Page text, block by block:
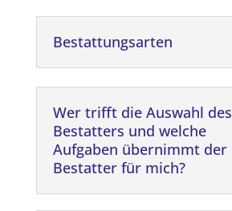
Bestattungsarten
Wer trifft die Auswahl des
Bestatters und welche
Aufgaben übernimmt der
Bestatter für mich?